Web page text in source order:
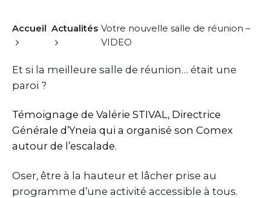
Accueil Actualités Votre nouvelle salle de réunion –
VIDEO
Et si la meilleure salle de réunion… était une
paroi ?
Témoignage de Valérie STIVAL, Directrice
Générale d’Yneia qui a organisé son Comex
autour de l’escalade.
Oser, être à la hauteur et lâcher prise au
programme d’une activité accessible à tous.